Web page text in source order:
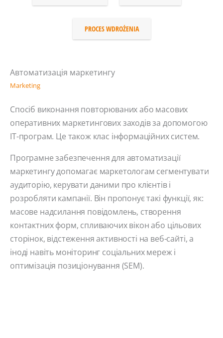
PROCES WDROŻENIA
Автоматизація маркетингу
Marketing
Спосіб виконання повторюваних або масових
оперативних маркетингових заходів за допомогою
ІТ-програм. Це також клас інформаційних систем.
Програмне забезпечення для автоматизації
маркетингу допомагає маркетологам сегментувати
аудиторію, керувати даними про клієнтів і
розробляти кампанії. Він пропонує такі функції, як:
масове надсилання повідомлень, створення
контактних форм, спливаючих вікон або цільових
сторінок, відстеження активності на веб-сайті, а
іноді навіть моніторинг соціальних мереж і
оптимізація позиціонування (SEM).